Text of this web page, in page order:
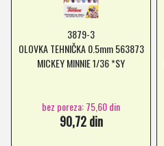
3879-3
OLOVKA TEHNIČKA 0.5mm 563873
MICKEY MINNIE 1/36 *SY
bez poreza: 75,60 din
90,72 din